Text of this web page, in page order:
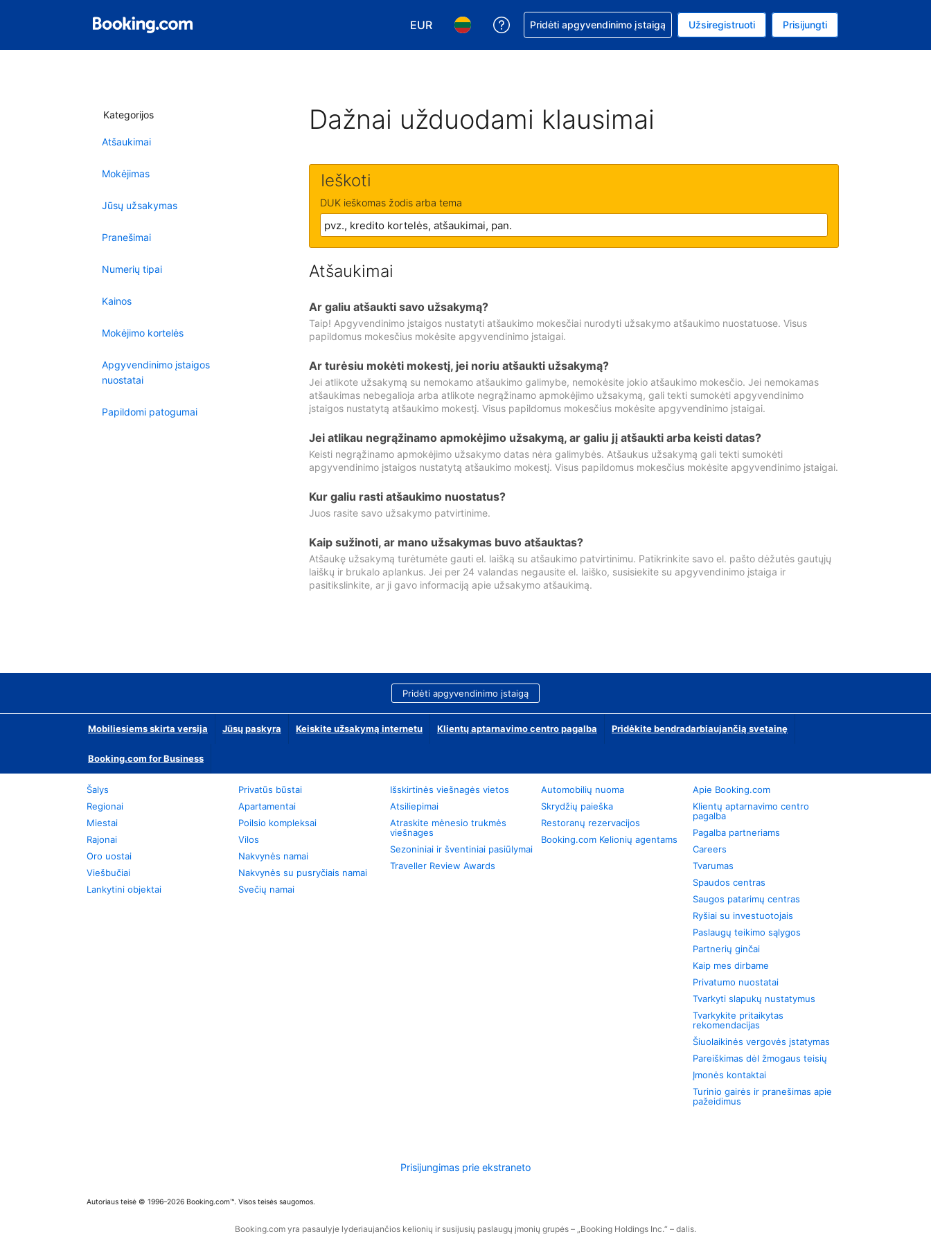
EUR
Pasirinkite valiutą. Jūsų pasirinkta valiuta: Euras
Pasirinkite kalbą. Jūsų pasirinkta kalba: Lietuvių
Pagalba dėl užsakymo
Pridėti apgyvendinimo įstaigą Užsiregistruoti Prisijungti
Kategorijos
Atšaukimai
Mokėjimas
Jūsų užsakymas
Pranešimai
Numerių tipai
Kainos
Mokėjimo kortelės
Apgyvendinimo įstaigos
nuostatai
Papildomi patogumai
Dažnai užduodami klausimai
Ieškoti
DUK ieškomas žodis arba tema
Atšaukimai
Ar galiu atšaukti savo užsakymą?
Taip! Apgyvendinimo įstaigos nustatyti atšaukimo mokesčiai nurodyti užsakymo atšaukimo nuostatuose. Visus
papildomus mokesčius mokėsite apgyvendinimo įstaigai.
Ar turėsiu mokėti mokestį, jei noriu atšaukti užsakymą?
Jei atlikote užsakymą su nemokamo atšaukimo galimybe, nemokėsite jokio atšaukimo mokesčio. Jei nemokamas
atšaukimas nebegalioja arba atlikote negrąžinamo apmokėjimo užsakymą, gali tekti sumokėti apgyvendinimo
įstaigos nustatytą atšaukimo mokestį. Visus papildomus mokesčius mokėsite apgyvendinimo įstaigai.
Jei atlikau negrąžinamo apmokėjimo užsakymą, ar galiu jį atšaukti arba keisti datas?
Keisti negrąžinamo apmokėjimo užsakymo datas nėra galimybės. Atšaukus užsakymą gali tekti sumokėti
apgyvendinimo įstaigos nustatytą atšaukimo mokestį. Visus papildomus mokesčius mokėsite apgyvendinimo įstaigai.
Kur galiu rasti atšaukimo nuostatus?
Juos rasite savo užsakymo patvirtinime.
Kaip sužinoti, ar mano užsakymas buvo atšauktas?
Atšaukę užsakymą turėtumėte gauti el. laišką su atšaukimo patvirtinimu. Patikrinkite savo el. pašto dėžutės gautųjų
laiškų ir brukalo aplankus. Jei per 24 valandas negausite el. laiško, susisiekite su apgyvendinimo įstaiga ir
pasitikslinkite, ar ji gavo informaciją apie užsakymo atšaukimą.
Pridėti apgyvendinimo įstaigą
Mobiliesiems skirta versija Jūsų paskyra Keiskite užsakymą internetu Klientų aptarnavimo centro pagalba Pridėkite bendradarbiaujančią svetainę
Booking.com for Business
Šalys
Regionai
Miestai
Rajonai
Oro uostai
Viešbučiai
Lankytini objektai
Privatūs būstai
Apartamentai
Poilsio kompleksai
Vilos
Nakvynės namai
Nakvynės su pusryčiais namai
Svečių namai
Išskirtinės viešnagės vietos
Atsiliepimai
Atraskite mėnesio trukmės
viešnages
Sezoniniai ir šventiniai pasiūlymai
Traveller Review Awards
Automobilių nuoma
Skrydžių paieška
Restoranų rezervacijos
Booking.com Kelionių agentams
Apie Booking.com
Klientų aptarnavimo centro
pagalba
Pagalba partneriams
Careers
Tvarumas
Spaudos centras
Saugos patarimų centras
Ryšiai su investuotojais
Paslaugų teikimo sąlygos
Partnerių ginčai
Kaip mes dirbame
Privatumo nuostatai
Tvarkyti slapukų nustatymus
Tvarkykite pritaikytas
rekomendacijas
Šiuolaikinės vergovės įstatymas
Pareiškimas dėl žmogaus teisių
Įmonės kontaktai
Turinio gairės ir pranešimas apie
pažeidimus
Prisijungimas prie ekstraneto
Autoriaus teisė © 1996–2026 Booking.com™. Visos teisės saugomos.
Booking.com yra pasaulyje lyderiaujančios kelionių ir susijusių paslaugų įmonių grupės – „Booking Holdings Inc.“ – dalis.